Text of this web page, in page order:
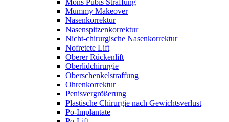
Mummy Makeover
Nasenkorrektur
Nasenspitzenkorrektur
Nicht-chirurgische Nasenkorrektur
Nofretete Lift
Oberer Rückenlift
Oberlidchirurgie
Oberschenkelstraffung
Ohrenkorrektur
Penisvergrößerung
Plastische Chirurgie nach Gewichtsverlust
Po-Implantate